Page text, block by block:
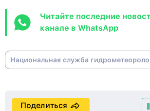
Читайте последние
канале в WhatsApp
Национальная служба
Поделиться